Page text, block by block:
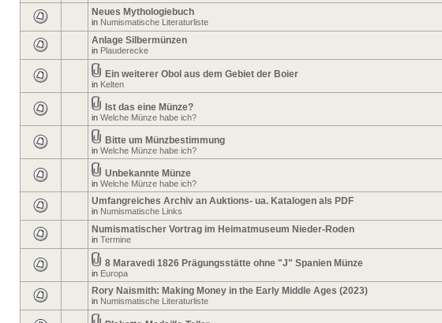
Neues Mythologiebuch
in Numismatische Literaturliste
Anlage Silbermünzen
in Plauderecke
Ein weiterer Obol aus dem Gebiet der Boier
in Kelten
Ist das eine Münze?
in Welche Münze habe ich?
Bitte um Münzbestimmung
in Welche Münze habe ich?
Unbekannte Münze
in Welche Münze habe ich?
Umfangreiches Archiv an Auktions- ua. Katalogen als PDF
in Numismatische Links
Numismatischer Vortrag im Heimatmuseum Nieder-Roden
in Termine
8 Maravedi 1826 Prägungsstätte ohne "J" Spanien Münze
in Europa
Rory Naismith: Making Money in the Early Middle Ages (2023)
in Numismatische Literaturliste